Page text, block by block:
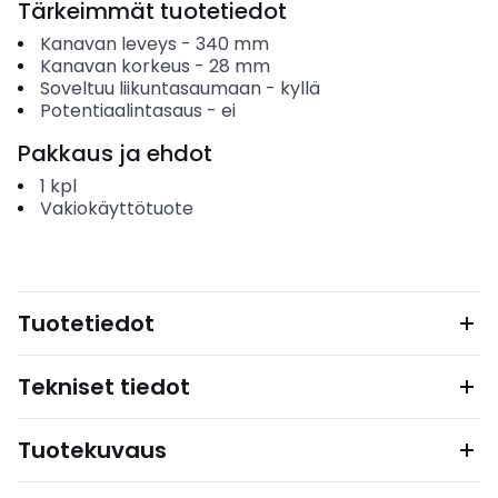
Tärkeimmät tuotetiedot
Kanavan leveys - 340 mm
Kanavan korkeus - 28 mm
Soveltuu liikuntasaumaan- kyllä
Potentiaalintasaus - ei
Pakkaus ja ehdot
1 kpl
Vakiokäyttötuote
Tuotetiedot
Tekniset tiedot
Tuotekuvaus